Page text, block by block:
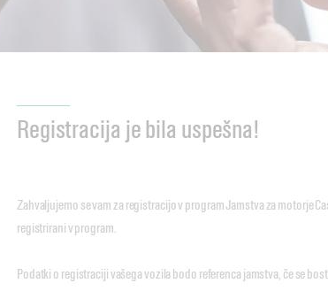
Registracija je bila uspešna!
Zahvaljujemo se vam za registracijo v program Jamstva za motorje
registrirani v program.
Podatki o registraciji vašega vozila bodo referenca jamstva, če se